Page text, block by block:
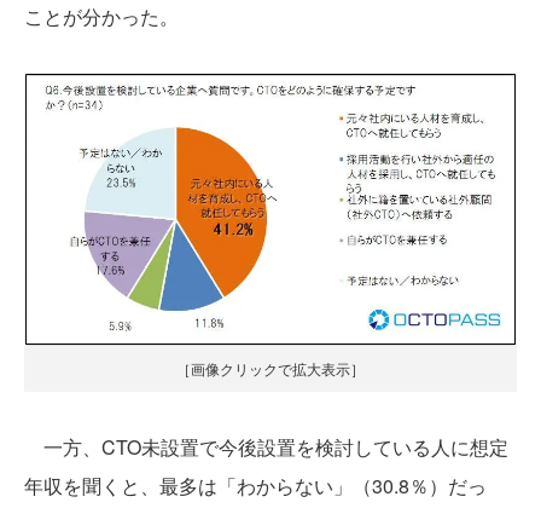
ことが分かった。
［画像クリックで拡大表示］
一方、CTO未設置で今後設置を検討している人に想定
年収を聞くと、最多は「わからない」（30.8％）だっ